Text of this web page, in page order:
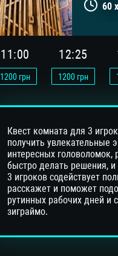
60
11:00
1200 грн
12:25
1200 грн
Квест комната для 3
получить увлекательные
интересных головоломок,
быстро делать решения, и
3 игроков содействует
расскажет и поможет
рутинных рабочих дней и
зиграймо.